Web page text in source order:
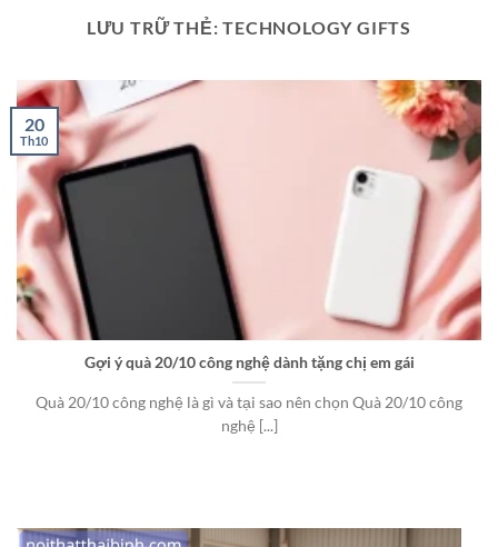
LƯU TRỮ THẺ:TECHNOLOGY GIFTS
Gợi ý quà 20/10 công nghệ dành tặng chị em gái
Quà 20/10 công nghệ là gì và tại sao nên chọn Quà 20/10 công
nghệ [...]
20
Th10